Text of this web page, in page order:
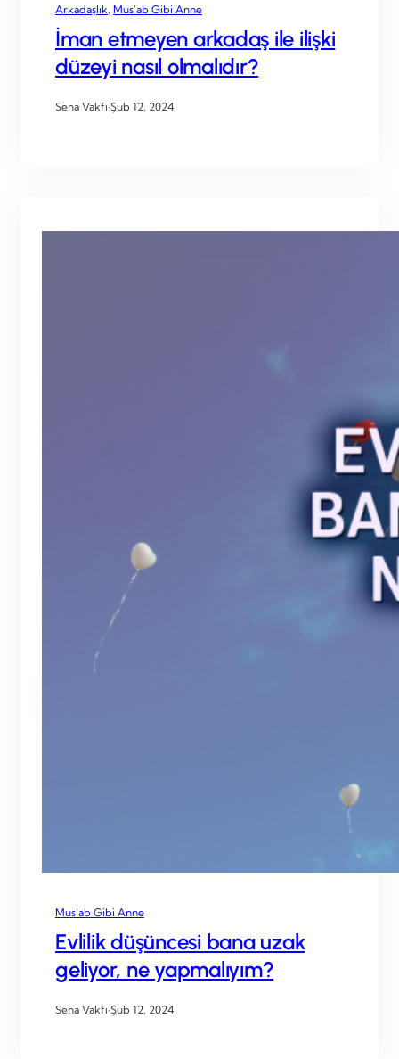
Arkadaşlık Mus’ab Gibi Anne
İman etmeyen arkadaş ile ilişki
düzeyi nasıl olmalıdır?
Sena Vakfı·Şub 12, 2024
Mus’ab Gibi Anne
Evlilik düşüncesi bana uzak
geliyor, ne yapmalıyım?
Sena Vakfı·Şub 12, 2024